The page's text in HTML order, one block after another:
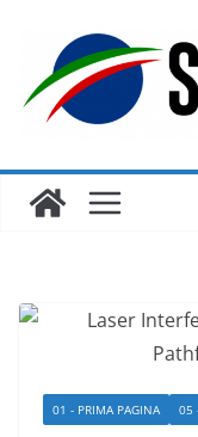
contenuto
01 - PRIMA PAGINA 05